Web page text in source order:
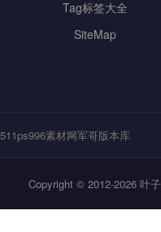
Tag标签大全
SiteMap
511ps996素材网军哥版本库
Copyright © 2012-2026 叶